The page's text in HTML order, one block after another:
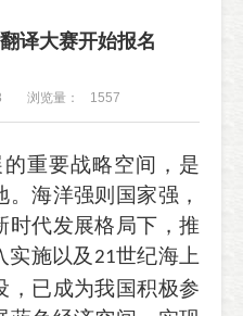
译大赛开始报名
浏览量： 1557
重要战略空间，是
海洋强则国家强，
时代发展格局下，推
实施以及 21世纪海上
，已成为我国积极参